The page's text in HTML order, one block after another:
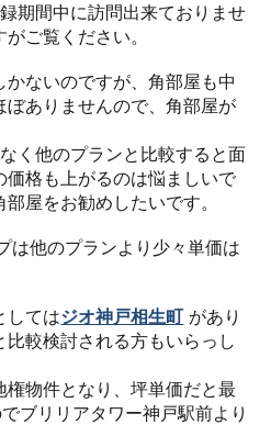
期間中に訪問出来ておりませ
ご覧ください。
ないのですが、角部屋も中
ありませんので、角部屋が
く他のプランと比較すると面
価格も上がるのは悩ましいで
屋をお勧めしたいです。
は他のプランより少々単価は
してはジオ神戸相生町 があり
比較検討される方もいらっし
権物件となり、坪単価だと最
ブリリアタワー神戸駅前より